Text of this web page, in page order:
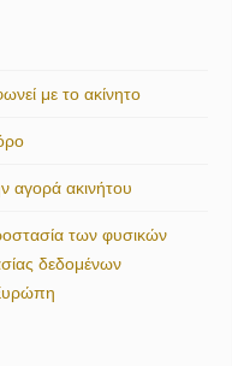
με το ακίνητο
αγορά ακινήτου
των φυσικών
δεδομένων